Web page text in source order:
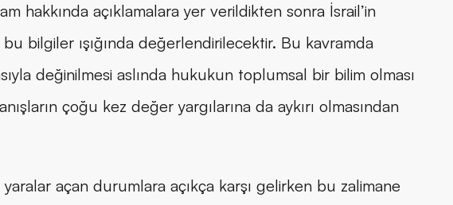
hakkında açıklamalara yer verildikten sonra İsrail’in
bu bilgiler ışığında değerlendirilecektir. Bu kavramda
değinilmesi aslında hukukun toplumsal bir bilim olması
çoğu kez değer yargılarına da aykırı olmasından
açan durumlara açıkça karşı gelirken bu zalimane